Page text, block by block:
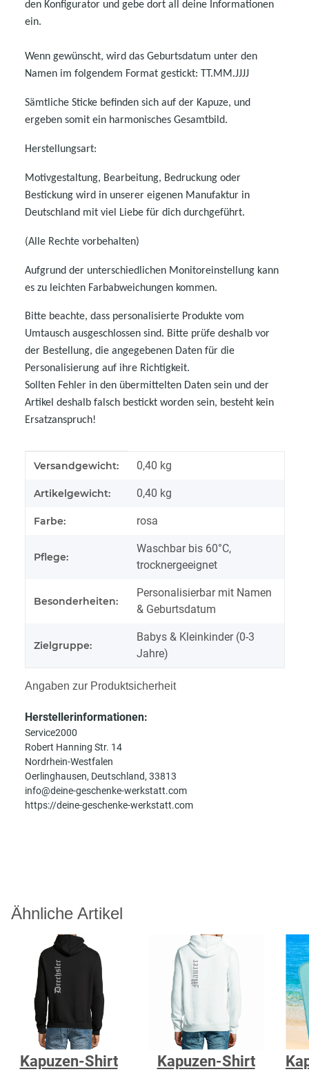
den Konfigurator und gebe dort all deine Informationen
ein.
Wenn gewünscht, wird das Geburtsdatum unter den
Namen im folgendem Format gestickt: TT.MM.JJJJ
Sämtliche Sticke befinden sich auf der Kapuze, und
ergeben somit ein harmonisches Gesamtbild.
Herstellungsart:
Motivgestaltung, Bearbeitung, Bedruckung oder
Bestickung wird in unserer eigenen Manufaktur in
Deutschland mit viel Liebe für dich durchgeführt.
(Alle Rechte vorbehalten)
Aufgrund der unterschiedlichen Monitoreinstellung kann
es zu leichten Farbabweichungen kommen.
Bitte beachte, dass personalisierte Produkte vom
Umtausch ausgeschlossen sind. Bitte prüfe deshalb vor
der Bestellung, die angegebenen Daten für die
Personalisierung auf ihre Richtigkeit.
Sollten Fehler in den übermittelten Daten sein und der
Artikel deshalb falsch bestickt worden sein, besteht kein
Ersatzanspruch!
Produkteigenschaft
Wert
Versandgewicht: 0,40 kg
Artikelgewicht: 0,40 kg
Farbe: rosa
Pflege:
Waschbar bis 60°C,
trocknergeeignet
Besonderheiten:
Personalisierbar mit Namen
& Geburtsdatum
Zielgruppe:
Babys & Kleinkinder (0-3
Jahre)
Angaben zur Produktsicherheit
Herstellerinformationen:
Service2000
Robert Hanning Str. 14
Nordrhein-Westfalen
Oerlinghausen, Deutschland, 33813
info@deine-geschenke-werkstatt.com
https://deine-geschenke-werkstatt.com
Ähnliche Artikel
Kapuzen-Shirt
Kapuzen-Shirt